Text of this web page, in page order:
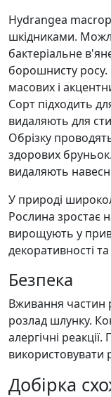
Hydrangea
шкідниками.
бактеріальне
борошнисту
масових і
Сорт підходить
видаляють для
Обрізку
здорових
видаляють
У природі
Рослина зростає
вирощують у
декоративності
Безпека
Вживання частин
розлад шлунку.
алергічні
використовувати
Добірка